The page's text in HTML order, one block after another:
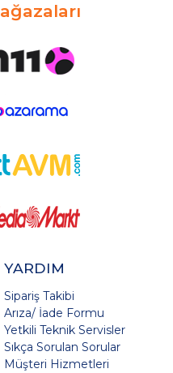
YARDIM
Sipariş Takibi
Arıza/ İade Formu
Yetkili Teknik Servisler
Sıkça Sorulan Sorular
Müşteri Hizmetleri